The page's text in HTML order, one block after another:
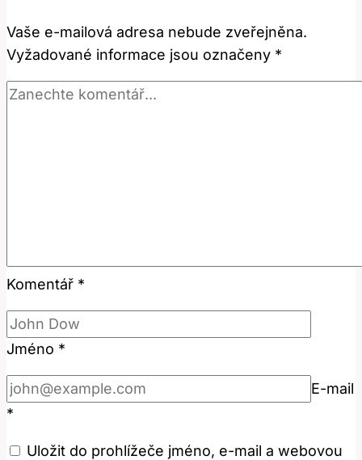
veřejnosti
Vaše e-mailová adresa nebude zveřejněna.
Vyžadované informace jsou označeny *
Komentář *
Jméno *
E-mail
*
Uložit do prohlížeče jméno, e-mail a webovou